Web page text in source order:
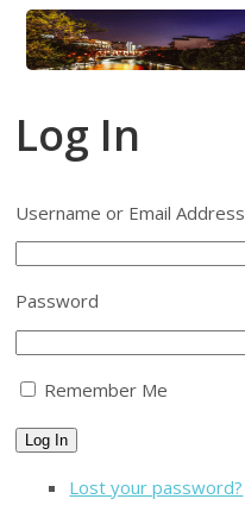
Log In
Username or Email Address
Password
Remember Me
Log In
Lost your password?